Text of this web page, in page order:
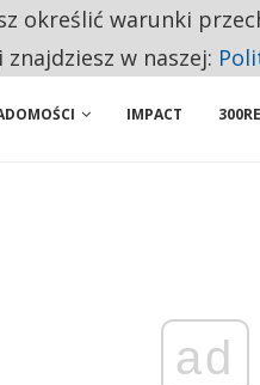
NA LIŚCIE SĄ DWA PODMIOTY Z
IMPACT
ad
określić warunki
w naszej: